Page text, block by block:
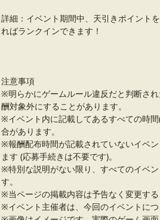
詳細：イベント期間中、天引きポイント
ればランクインできます！
注意事項
※明らかにゲームルール違反だと判断さ
酬対象外にすることがあります。
※イベント内に記載してあるすべての時
合があります。
※報酬配布時間が記載されていないイベ
ます (応募手続きは不要です)。
※特別な説明がない限り、すべてのイベ
す。
※当ページの掲載内容は予告なく変更す
※イベント主催者は、今回のイベントにつ